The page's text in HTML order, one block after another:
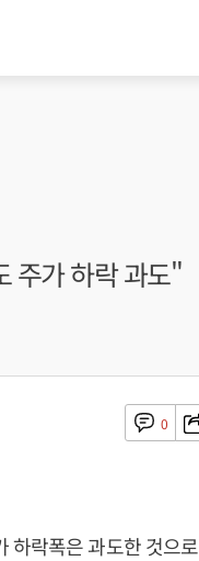
주가 하락 과도"
0
하락폭은 과도한 것으로